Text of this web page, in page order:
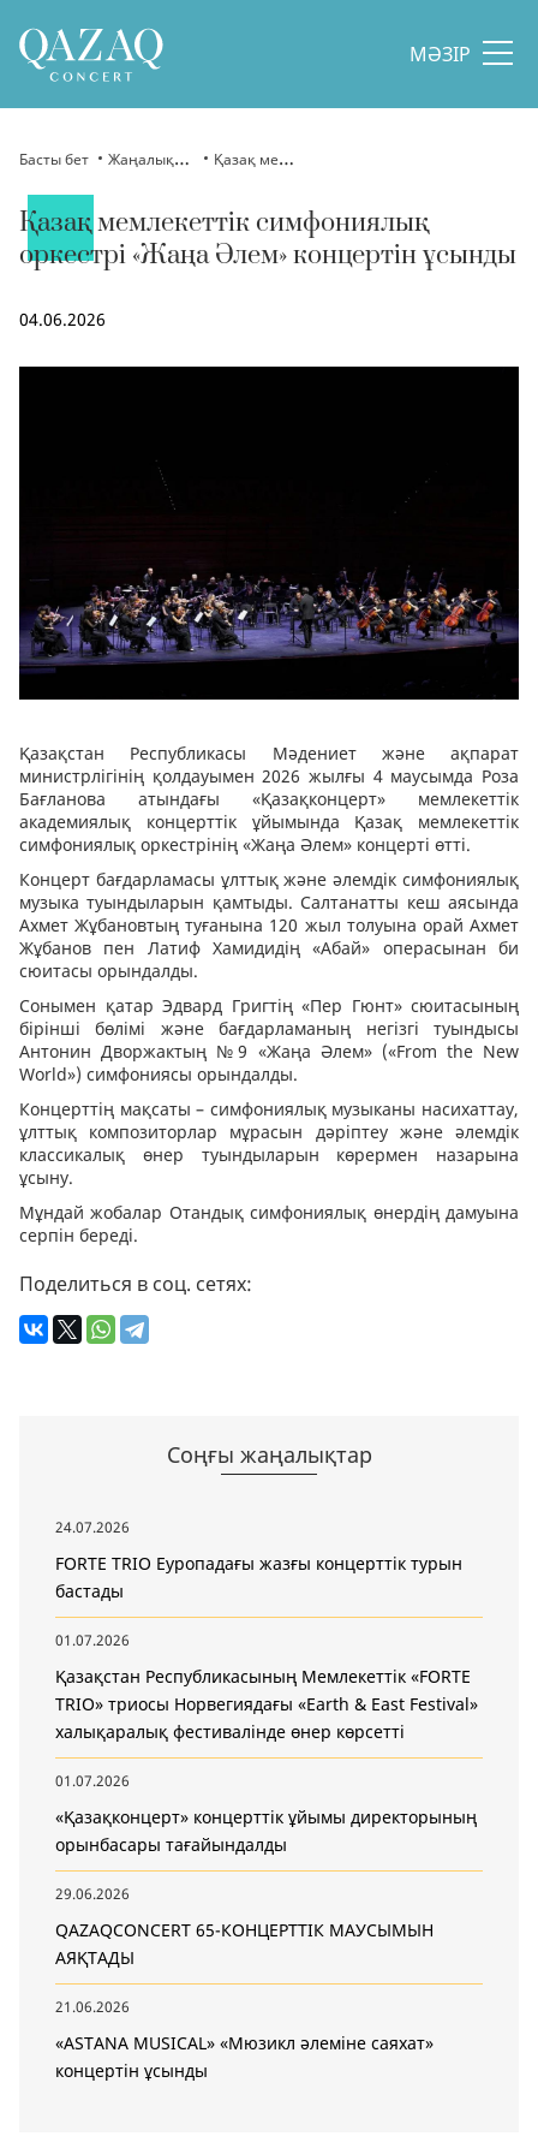
МӘЗІР
Басты бет Жаңалықтар Қазақ мемлекеттік симфониялық оркестрі «Жаңа Әлем» концертін ұсынды
Соңғы жаңалықтар
24.07.2026
FORTE TRIO Еуропадағы жазғы концерттік турын
бастады
01.07.2026
Қазақстан Республикасының Мемлекеттік «FORTE
TRIO» триосы Норвегиядағы «Earth & East Festival»
халықаралық фестивалінде өнер көрсетті
01.07.2026
«Қазақконцерт» концерттік ұйымы директорының
орынбасары тағайындалды
29.06.2026
QAZAQCONCERT 65-КОНЦЕРТТІК МАУСЫМЫН
АЯҚТАДЫ
21.06.2026
«ASTANA MUSICAL» «Мюзикл әлеміне саяхат»
концертін ұсынды
Қазақ мемлекеттік симфониялық
оркестрі «Жаңа Әлем» концертін ұсынды
04.06.2026
Қазақстан Республикасы Мәдениет және ақпарат
министрлігінің қолдауымен 2026 жылғы 4 маусымда Роза
Бағланова атындағы «Қазақконцерт» мемлекеттік
академиялық концерттік ұйымында Қазақ мемлекеттік
симфониялық оркестрінің «Жаңа Әлем» концерті өтті.
Концерт бағдарламасы ұлттық және әлемдік симфониялық
музыка туындыларын қамтыды. Салтанатты кеш аясында
Ахмет Жұбановтың туғанына 120 жыл толуына орай Ахмет
Жұбанов пен Латиф Хамидидің «Абай» операсынан би
сюитасы орындалды.
Сонымен қатар Эдвард Григтің «Пер Гюнт» сюитасының
бірінші бөлімі және бағдарламаның негізгі туындысы
Антонин Дворжактың №9 «Жаңа Әлем» («From the New
World») симфониясы орындалды.
Концерттің мақсаты – симфониялық музыканы насихаттау,
ұлттық композиторлар мұрасын дәріптеу және әлемдік
классикалық өнер туындыларын көрермен назарына
ұсыну.
Мұндай жобалар Отандық симфониялық өнердің дамуына
серпін береді.
Поделиться в соц. сетях: